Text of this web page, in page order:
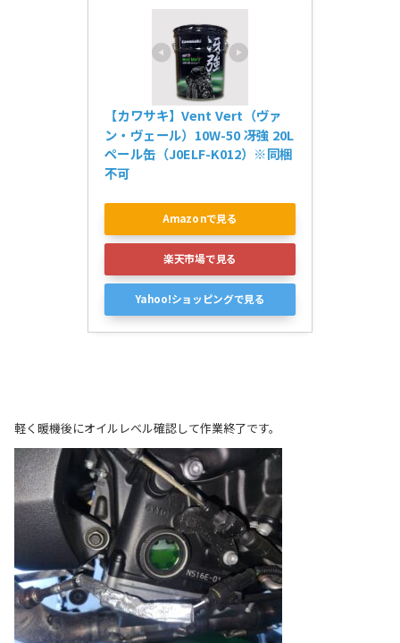
【カワサキ】Vent Vert（ヴァ
ン・ヴェール）10W-50 冴強 20L
ペール缶（J0ELF-K012）※同梱
不可
Amazonで見る
楽天市場で見る
Yahoo!ショッピングで見る
軽く暖機後にオイルレベル確認して作業終了です。